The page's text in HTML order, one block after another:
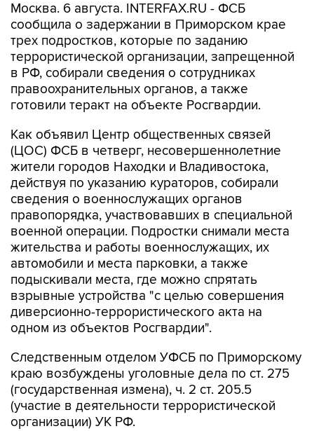
Москва. 6 августа. INTERFAX.RU - ФСБ
сообщила о задержании в Приморском крае
трех подростков, которые по заданию
террористической организации, запрещенной
в РФ, собирали сведения о сотрудниках
правоохранительных органов, а также
готовили теракт на объекте Росгвардии.
Как объявил Центр общественных связей
(ЦОС) ФСБ в четверг, несовершеннолетние
жители городов Находки и Владивостока,
действуя по указанию кураторов, собирали
сведения о военнослужащих органов
правопорядка, участвовавших в специальной
военной операции. Подростки снимали места
жительства и работы военнослужащих, их
автомобили и места парковки, а также
подыскивали места, где можно спрятать
взрывные устройства "с целью совершения
диверсионно-террористического акта на
одном из объектов Росгвардии".
Следственным отделом УФСБ по Приморскому
краю возбуждены уголовные дела по ст. 275
(государственная измена), ч. 2 ст. 205.5
(участие в деятельности террористической
организации) УК РФ.